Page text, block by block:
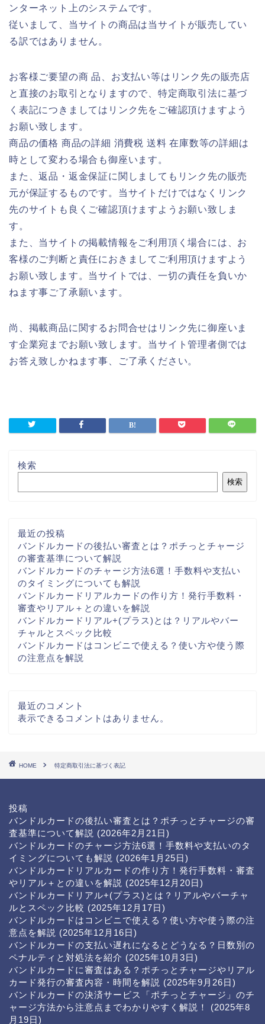
ンターネット上のシステムです。
従いまして、当サイトの商品は当サイトが販売してい
る訳ではありません。
お客様ご要望の商 品、お支払い等はリンク先の販売店
と直接のお取引となりますので、特定商取引法に基づ
く表記につきましてはリンク先をご確認頂けますよう
お願い致します。
商品の価格 商品の詳細 消費税 送料 在庫数等の詳細は
時として変わる場合も御座います。
また、返品・返金保証に関しましてもリンク先の販売
元が保証するものです。当サイトだけではなくリンク
先のサイトも良くご確認頂けますようお願い致しま
す。
また、当サイトの掲載情報をご利用頂く場合には、お
客様のご判断と責任におきましてご利用頂けますよう
お願い致します。当サイトでは、一切の責任を負いか
ねます事ご了承願います。
尚、掲載商品に関するお問合せはリンク先に御座いま
す企業宛までお願い致します。当サイト管理者側では
お答え致しかねます事、ご了承ください。
検索
検索
最近の投稿
バンドルカードの後払い審査とは？ポチっとチャージ
の審査基準について解説
バンドルカードのチャージ方法6選！手数料や支払い
のタイミングについても解説
バンドルカードリアルカードの作り方！発行手数料・
審査やリアル＋との違いを解説
バンドルカードリアル+(プラス)とは？リアルやバー
チャルとスペック比較
バンドルカードはコンビニで使える？使い方や使う際
の注意点を解説
最近のコメント
表示できるコメントはありません。
HOME 特定商取引法に基づく表記
投稿
バンドルカードの後払い審査とは？ポチっとチャージの審
査基準について解説 (2026年2月21日)
バンドルカードのチャージ方法6選！手数料や支払いのタ
イミングについても解説 (2026年1月25日)
バンドルカードリアルカードの作り方！発行手数料・審査
やリアル＋との違いを解説 (2025年12月20日)
バンドルカードリアル+(プラス)とは？リアルやバーチャ
ルとスペック比較 (2025年12月17日)
バンドルカードはコンビニで使える？使い方や使う際の注
意点を解説 (2025年12月16日)
バンドルカードの支払い遅れになるとどうなる？日数別の
ペナルティと対処法を紹介 (2025年10月3日)
バンドルカードに審査はある？ポチっとチャージやリアル
カード発行の審査内容・時間を解説 (2025年9月26日)
バンドルカードの決済サービス「ポチっとチャージ」のチ
ャージ方法から注意点までわかりやすく解説！
(2025年8
月19日)